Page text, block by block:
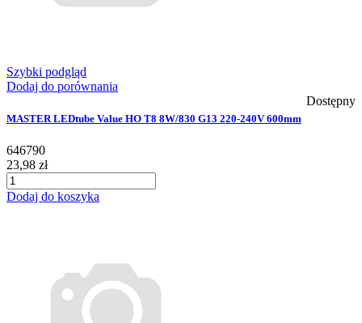
Szybki podgląd
Dodaj do porównania
Dostępny
MASTER LEDtube Value HO T8 8W/830 G13 220-240V 600mm
646790
23,98 zł
Dodaj do koszyka